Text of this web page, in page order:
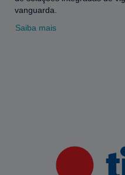
vanguarda.
Saiba mais